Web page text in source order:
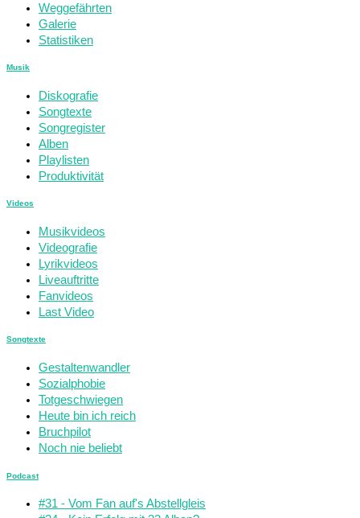
Weggefährten
Galerie
Statistiken
Musik
Diskografie
Songtexte
Songregister
Alben
Playlisten
Produktivität
Videos
Musikvideos
Videografie
Lyrikvideos
Liveauftritte
Fanvideos
Last Video
Songtexte
Gestaltenwandler
Sozialphobie
Totgeschwiegen
Heute bin ich reich
Bruchpilot
Noch nie beliebt
Podcast
#31 - Vom Fan auf's Abstellgleis